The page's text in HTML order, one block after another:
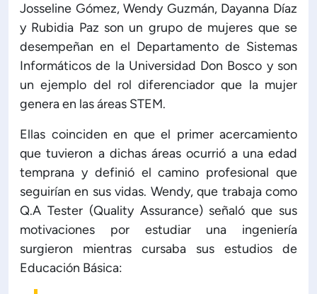
Profesional e Internacionalización
Calidad Académica
Políticas institucionales
Acreditaciones
Boletín de noticias
Josseline Gómez, Wendy Guzmán, Dayanna Díaz
y Rubidia Paz son un grupo de mujeres que se
desempeñan en el Departamento de Sistemas
Informáticos de la Universidad Don Bosco y son
un ejemplo del rol diferenciador que la mujer
genera en las áreas STEM.
Ellas coinciden en que el primer acercamiento
que tuvieron a dichas áreas ocurrió a una edad
temprana y definió el camino profesional que
seguirían en sus vidas. Wendy, que trabaja como
Q.A Tester (Quality Assurance) señaló que sus
motivaciones por estudiar una ingeniería
surgieron mientras cursaba sus estudios de
Educación Básica: